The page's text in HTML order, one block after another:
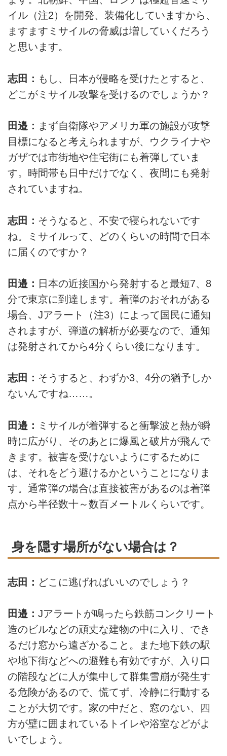
イル（注2）を開発、装備化していますから、
ますますミサイルの脅威は増していくだろう
と思います。
志田： もし、日本が侵略を受けたとすると、
どこがミサイル攻撃を受けるのでしょうか？
田邉： まず自衛隊やアメリカ軍の施設が攻撃
目標になると考えられますが、ウクライナや
ガザでは市街地や住宅街にも着弾していま
す。時間帯も日中だけでなく、夜間にも発射
されていますね。
志田： そうなると、不安で寝られないです
ね。ミサイルって、どのくらいの時間で日本
に届くのですか？
田邉： 日本の近接国から発射すると最短7、8
分で東京に到達します。着弾のおそれがある
場合、Jアラート（注3）によって国民に通知
されますが、弾道の解析が必要なので、通知
は発射されてから4分くらい後になります。
志田： そうすると、わずか3、4分の猶予しか
ないんですね……。
田邉： ミサイルが着弾すると衝撃波と熱が瞬
時に広がり、そのあとに爆風と破片が飛んで
きます。被害を受けないようにするために
は、それをどう避けるかということになりま
す。通常弾の場合は直接被害があるのは着弾
点から半径数十～数百メートルくらいです。
身を隠す場所がない場合は？
志田： どこに逃げればいいのでしょう？
田邉： Jアラートが鳴ったら鉄筋コンクリート
造のビルなどの頑丈な建物の中に入り、でき
るだけ窓から遠ざかること。また地下鉄の駅
や地下街などへの避難も有効ですが、入り口
の階段などに人が集中して群集雪崩が発生す
る危険があるので、慌てず、冷静に行動する
ことが大切です。家の中だと、窓のない、四
方が壁に囲まれているトイレや浴室などがよ
いでしょう。